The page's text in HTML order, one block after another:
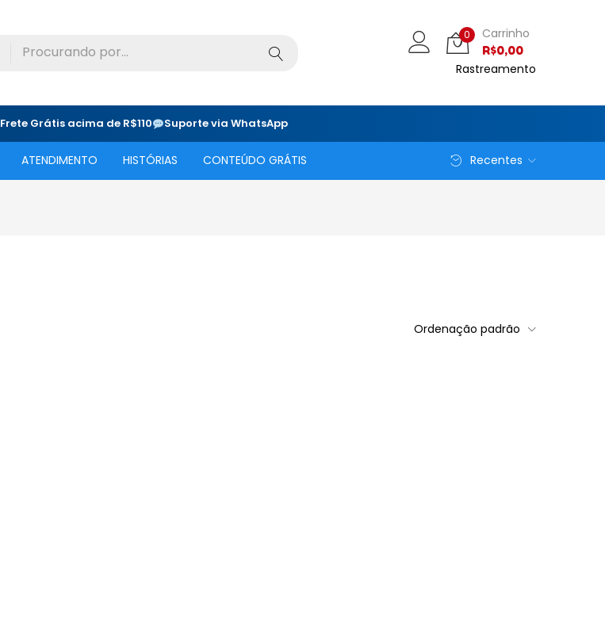
Frete Grátis acima de R$110 Suporte via WhatsApp
0 Carrinho
R$0,00
Rastreamento
ATENDIMENTO HISTÓRIAS CONTEÚDO GRÁTIS Recentes
Ordenação padrão